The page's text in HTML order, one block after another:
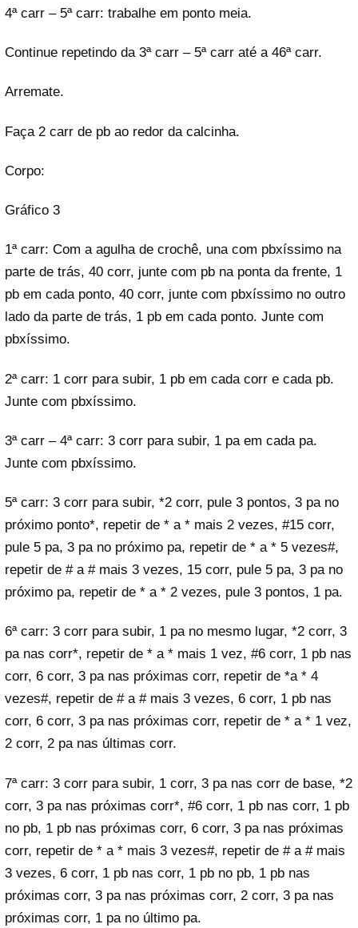
4ª carr – 5ª carr: trabalhe em ponto meia.
Continue repetindo da 3ª carr – 5ª carr até a 46ª carr.
Arremate.
Faça 2 carr de pb ao redor da calcinha.
Corpo:
Gráfico 3
1ª carr: Com a agulha de crochê, una com pbxíssimo na
parte de trás, 40 corr, junte com pb na ponta da frente, 1
pb em cada ponto, 40 corr, junte com pbxíssimo no outro
lado da parte de trás, 1 pb em cada ponto. Junte com
pbxíssimo.
2ª carr: 1 corr para subir, 1 pb em cada corr e cada pb.
Junte com pbxíssimo.
3ª carr – 4ª carr: 3 corr para subir, 1 pa em cada pa.
Junte com pbxíssimo.
5ª carr: 3 corr para subir, *2 corr, pule 3 pontos, 3 pa no
próximo ponto*, repetir de * a * mais 2 vezes, #15 corr,
pule 5 pa, 3 pa no próximo pa, repetir de * a * 5 vezes#,
repetir de # a # mais 3 vezes, 15 corr, pule 5 pa, 3 pa no
próximo pa, repetir de * a * 2 vezes, pule 3 pontos, 1 pa.
6ª carr: 3 corr para subir, 1 pa no mesmo lugar, *2 corr, 3
pa nas corr*, repetir de * a * mais 1 vez, #6 corr, 1 pb nas
corr, 6 corr, 3 pa nas próximas corr, repetir de *a * 4
vezes#, repetir de # a # mais 3 vezes, 6 corr, 1 pb nas
corr, 6 corr, 3 pa nas próximas corr, repetir de * a * 1 vez,
2 corr, 2 pa nas últimas corr.
7ª carr: 3 corr para subir, 1 corr, 3 pa nas corr de base, *2
corr, 3 pa nas próximas corr*, #6 corr, 1 pb nas corr, 1 pb
no pb, 1 pb nas próximas corr, 6 corr, 3 pa nas próximas
corr, repetir de * a * mais 3 vezes#, repetir de # a # mais
3 vezes, 6 corr, 1 pb nas corr, 1 pb no pb, 1 pb nas
próximas corr, 3 pa nas próximas corr, 2 corr, 3 pa nas
próximas corr, 1 pa no último pa.